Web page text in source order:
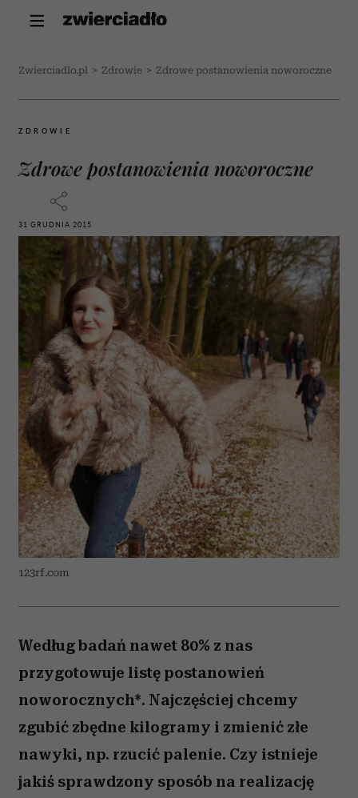
Zwierciadlo.pl > Zdrowie > Zdrowe postanowienia noworoczne
ZDROWIE
Zdrowe postanowienia noworoczne
31 GRUDNIA 2015
123rf.com
Według badań nawet 80% z nas
przygotowuje listę postanowień
noworocznych*. Najczęściej chcemy
zgubić zbędne kilogramy i zmienić złe
nawyki, np. rzucić palenie. Czy istnieje
jakiś sprawdzony sposób na realizację